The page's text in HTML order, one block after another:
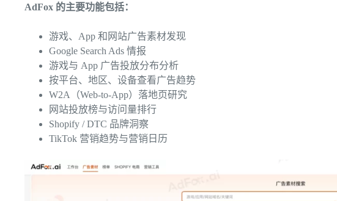
AdFox 的主要功能包括：
游戏、App 和网站广告素材发现
Google Search Ads 情报
游戏与 App 广告投放分布分析
按平台、地区、设备查看广告趋势
W2A（Web-to-App）落地页研究
网站投放榜与访问量排行
Shopify / DTC 品牌洞察
TikTok 营销趋势与营销日历